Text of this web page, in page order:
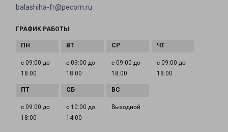
balashiha-fr@pecom.ru
ГРАФИК РАБОТЫ
с 09:00 до
18:00
с 09:00 до
18:00
с 09:00 до
18:00
с 09:00 до
18:00
с 09:00 до
18:00
с 10:00 до
14:00
Выходной